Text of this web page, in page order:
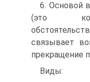
6. Основой
(это
связывает
прекращение
Виды: